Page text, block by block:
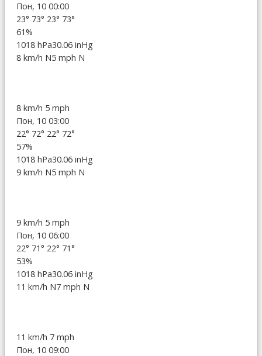
Пон, 10 00:00
23° 73° 23° 73°
61%
1018 hPa30.06 inHg
8 km/h N5 mph N
8 km/h 5 mph
Пон, 10 03:00
22° 72° 22° 72°
57%
1018 hPa30.06 inHg
9 km/h N5 mph N
9 km/h 5 mph
Пон, 10 06:00
22° 71° 22° 71°
53%
1018 hPa30.06 inHg
11 km/h N7 mph N
11 km/h 7 mph
Пон, 10 09:00